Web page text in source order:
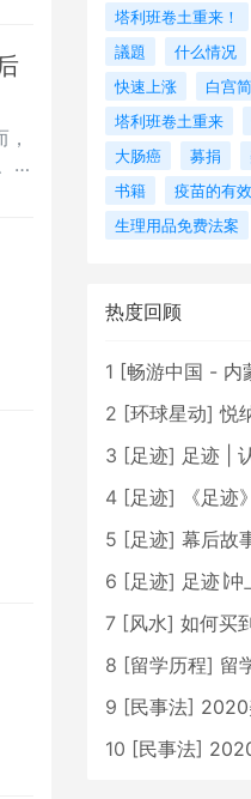
民
塔利班卷土重来！
議題
什么情况
快速上涨
白宫
塔利班卷土重来
大肠癌
募捐
书籍
疫苗的有
生理用品免费法案
热度回顾
1 [畅游中国 - 内
2 [环球星动] 悦
3 [足迹] 足迹 |
4 [足迹]
《足
5 [足迹] 幕后故
6 [足迹] 足迹∣
7 [风水] 如何买
8 [留学历程] 留学
9 [民事法] 2020
10 [民事法]